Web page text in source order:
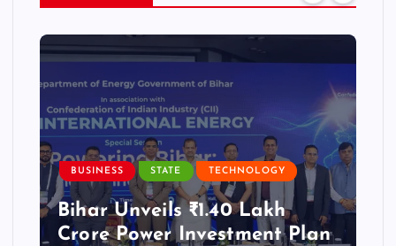
BUSINESS STATE TECHNOLOGY
Bihar Unveils ₹1.40 Lakh
Crore Power Investment Plan